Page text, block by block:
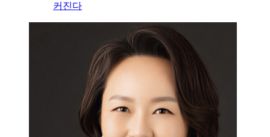
커진다